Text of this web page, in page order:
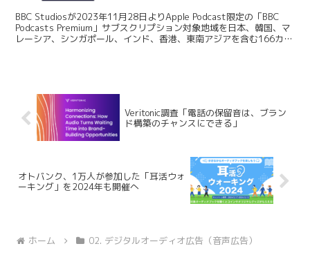
BBC Studiosが2023年11月28日よりApple Podcast限定の「BBC
Podcasts Premium」サブスクリプション対象地域を日本、韓国、マ
レーシア、シンガポール、インド、香港、東南アジアを含む166カ国
Veritonic調査「電話の保留音は、ブラン
ド構築のチャンスにできる」
オトバンク、1万人が参加した「耳活ウォ
ーキング」を2024年も開催へ
ホーム 02. デジタルオーディオ広告（音声広告）